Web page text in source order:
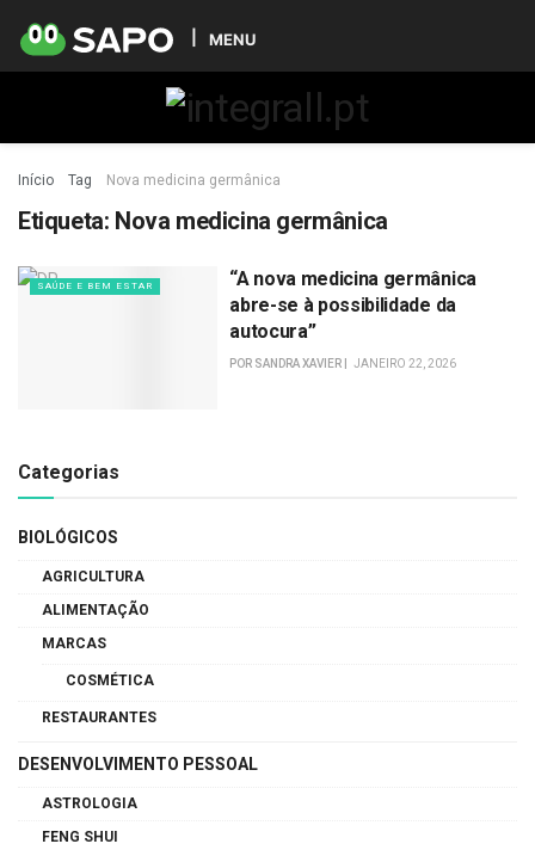
MENU
Início Tag Nova medicina germânica
Etiqueta: Nova medicina germânica
SAÚDE E BEM ESTAR
“A nova medicina germânica
abre-se à possibilidade da
autocura”
POR SANDRA XAVIER JANEIRO 22, 2026
Categorias
BIOLÓGICOS
AGRICULTURA
ALIMENTAÇÃO
MARCAS
COSMÉTICA
RESTAURANTES
DESENVOLVIMENTO PESSOAL
ASTROLOGIA
FENG SHUI